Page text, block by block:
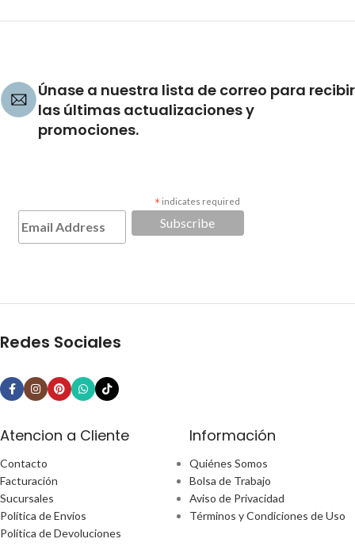
Únase a nuestra lista de correo para recibir
las últimas actualizaciones y
promociones.
* indicates required
Redes Sociales
Atencion a Cliente
Contacto
Facturación
Sucursales
Política de Envíos
Política de Devoluciones
Información
Quiénes Somos
Bolsa de Trabajo
Aviso de Privacidad
Términos y Condiciones de Uso